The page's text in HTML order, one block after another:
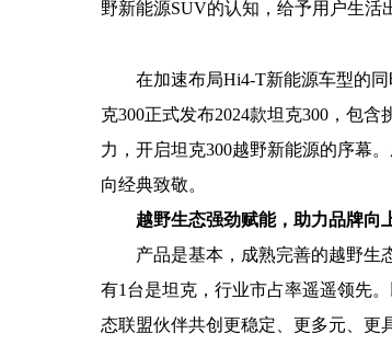
野新能源SUV的认知，给予用户生活
在加速布局Hi4-T新能源车型的
克300正式发布2024款坦克300 ， 包含
力，开启坦克300越野新能源的序幕
向经典致敬。
越野生态强劲赋能，助力品牌向
产品是基本，成熟完善的越野生
有1台是坦克，行业市占率遥遥领先
态联盟伙伴共创更稳定、更多元、更